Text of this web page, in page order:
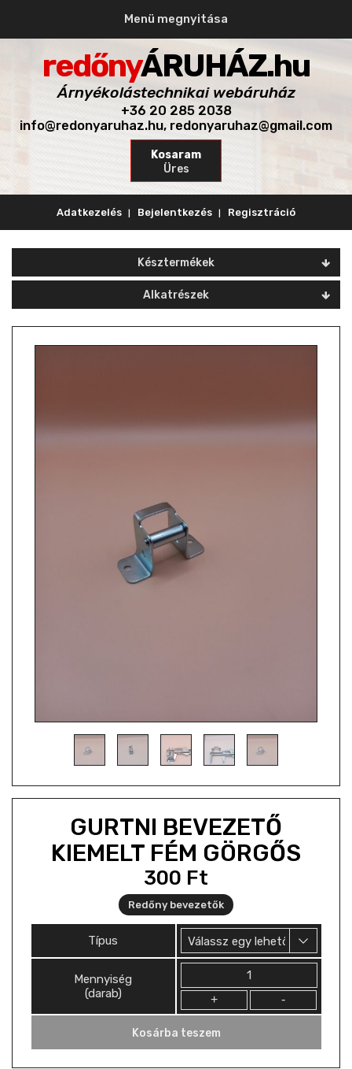
redőnyÁRUHÁZ.hu
Árnyékolástechnikai webáruház
+36 20 285 2038
info@redonyaruhaz.hu, redonyaruhaz@gmail.com
Kosaram
Üres
Adatkezelés Bejelentkezés Regisztráció
content
Menü megnyitása
Késztermékek
Alkatrészek
GURTNI BEVEZETŐ
KIEMELT FÉM GÖRGŐS
300 Ft
Redőny bevezetők
Típus
Mennyiség
(darab)
Kosárba teszem